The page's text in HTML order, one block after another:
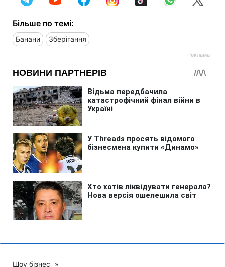
Більше по темі:
Банани Зберігання
Шоу бізнес »